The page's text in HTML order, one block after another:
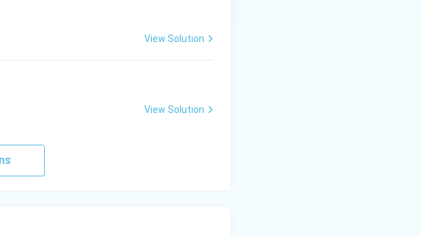
View Solution
View Solution